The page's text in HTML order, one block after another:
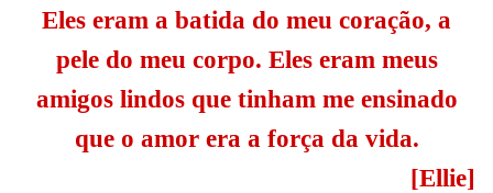
Eles eram a batida do meu coração, a
pele do meu corpo. Eles eram meus
amigos lindos que tinham me ensinado
que o amor era a força da vida.
[Ellie]